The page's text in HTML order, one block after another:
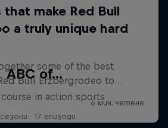
ABC of...
course in action sports
· 17 епизоди